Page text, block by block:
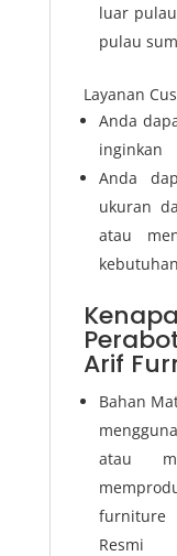
luar
pulau
Layanan
Anda
inginkan
Anda
ukuran
atau
Arif
Bahan
atau
furniture
Resmi